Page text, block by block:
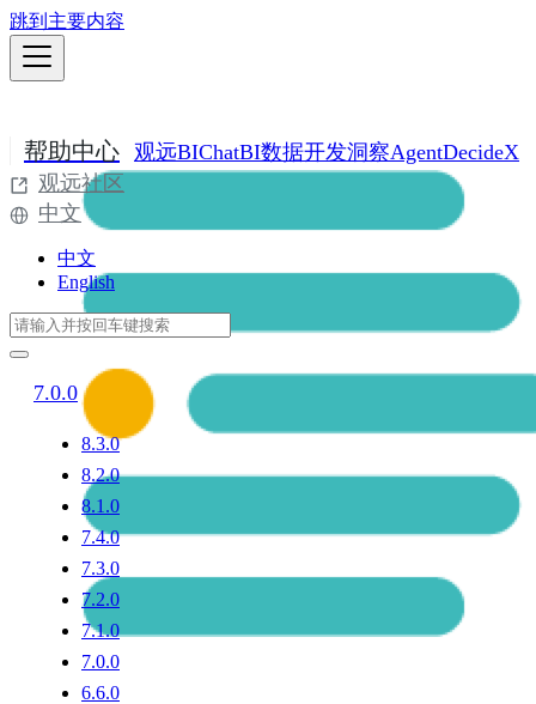
跳到主要内容
帮助中心 观远BIChatBI数据开发洞察AgentDecideX
观远社区
中文
中文
English
7.0.0
8.3.0
8.2.0
8.1.0
7.4.0
7.3.0
7.2.0
7.1.0
7.0.0
6.6.0